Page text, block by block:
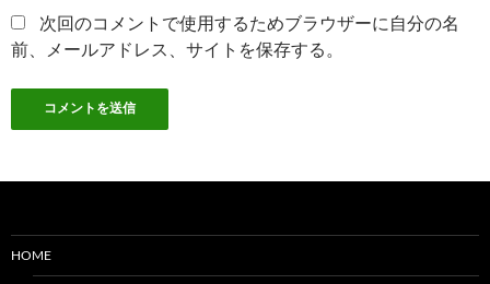
次回のコメントで使用するためブラウザーに自分の名
前、メールアドレス、サイトを保存する。
HOME